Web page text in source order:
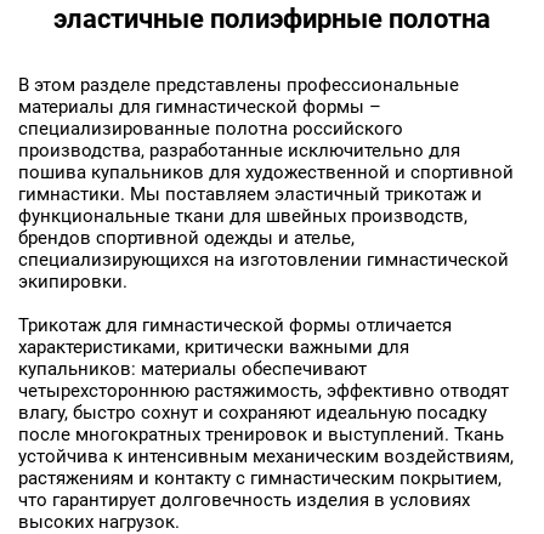
эластичные полиэфирные полотна
В этом разделе представлены профессиональные
материалы для гимнастической формы –
специализированные полотна российского
производства, разработанные исключительно для
пошива купальников для художественной и спортивной
гимнастики. Мы поставляем эластичный трикотаж и
функциональные ткани для швейных производств,
брендов спортивной одежды и ателье,
специализирующихся на изготовлении гимнастической
экипировки.
Трикотаж для гимнастической формы отличается
характеристиками, критически важными для
купальников: материалы обеспечивают
четырехстороннюю растяжимость, эффективно отводят
влагу, быстро сохнут и сохраняют идеальную посадку
после многократных тренировок и выступлений. Ткань
устойчива к интенсивным механическим воздействиям,
растяжениям и контакту с гимнастическим покрытием,
что гарантирует долговечность изделия в условиях
высоких нагрузок.